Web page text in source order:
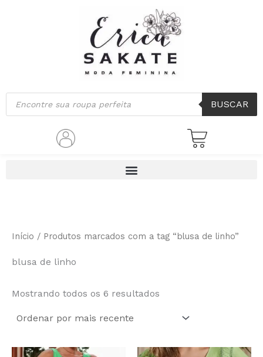
Pesquisar
produtos
BUSCAR
Início / Produtos marcados com a tag “blusa de linho”
blusa de linho
Mostrando todos os 6 resultados
por
mais
recente